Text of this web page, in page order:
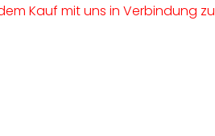
Kauf mit uns in Verbindung zu